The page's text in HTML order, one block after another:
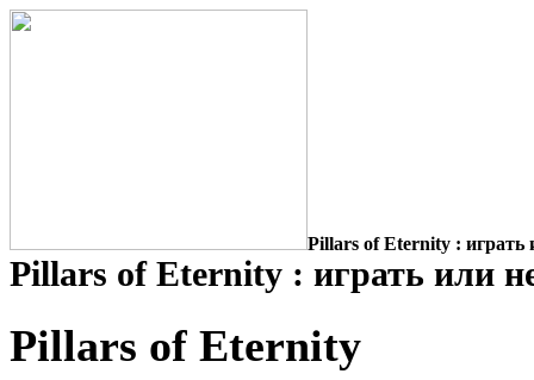
Pillars of Eternity : играть
Pillars of Eternity : играть или
Pillars of Eternity